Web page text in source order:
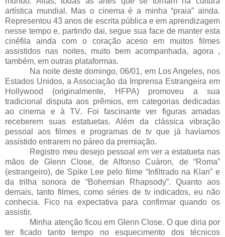
artística mundial. Mas o cinema é a minha “praia” ainda.
Representou 43 anos de escrita pública e em aprendizagem
nesse tempo e, partindo dai, segue sua face de manter esta
cinéfila ainda com o coração aceso em muitos filmes
assistidos nas noites, muito bem acompanhada, agora ,
também, em outras plataformas.
Na noite deste domingo, 06/01, em Los Angeles, nos
Estados Unidos, a Associação da Imprensa Estrangeira em
Hollywood (originalmente, HFPA) promoveu a sua
tradicional disputa aos prêmios, em categorias dedicadas
ao cinema e à TV. Foi fascinante ver figuras amadas
receberem suas estatuetas. Além da clássica vibração
pessoal aos filmes e programas de tv que já havíamos
assistido entrarem no páreo da premiação.
Registro meu desejo pessoal em ver a estatueta nas
mãos de Glenn Close, de Alfonso Cuàron, de “Roma”
(estrangeiro), de Spike Lee pelo filme “Infiltrado na Klan” e
da trilha sonora de “Bohemian Rhapsody”. Quanto aos
demais, tanto filmes, como séries de tv indicados, eu não
conhecia. Fico na expectativa para confirmar quando os
assistir.
Minha atenção ficou em Glenn Close. O que diria por
ter ficado tanto tempo no esquecimento dos técnicos